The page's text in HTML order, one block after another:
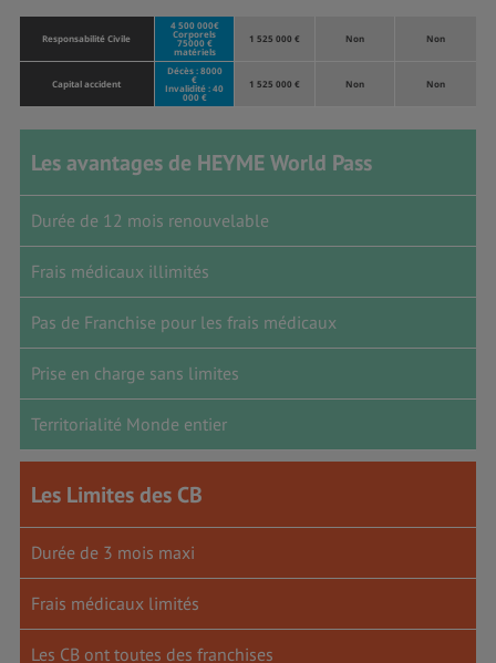
Responsabilité Civile
4 500 000€
Corporels
75000 €
matériels
1 525 000 € Non Non
Capital accident
Décès : 8000
€
Invalidité : 40
000 €
1 525 000 € Non Non
Les avantages de HEYME World Pass
Durée de 12 mois renouvelable
Frais médicaux illimités
Pas de Franchise pour les frais médicaux
Prise en charge sans limites
Territorialité Monde entier
Les Limites des CB
Durée de 3 mois maxi
Frais médicaux limités
Les CB ont toutes des franchises